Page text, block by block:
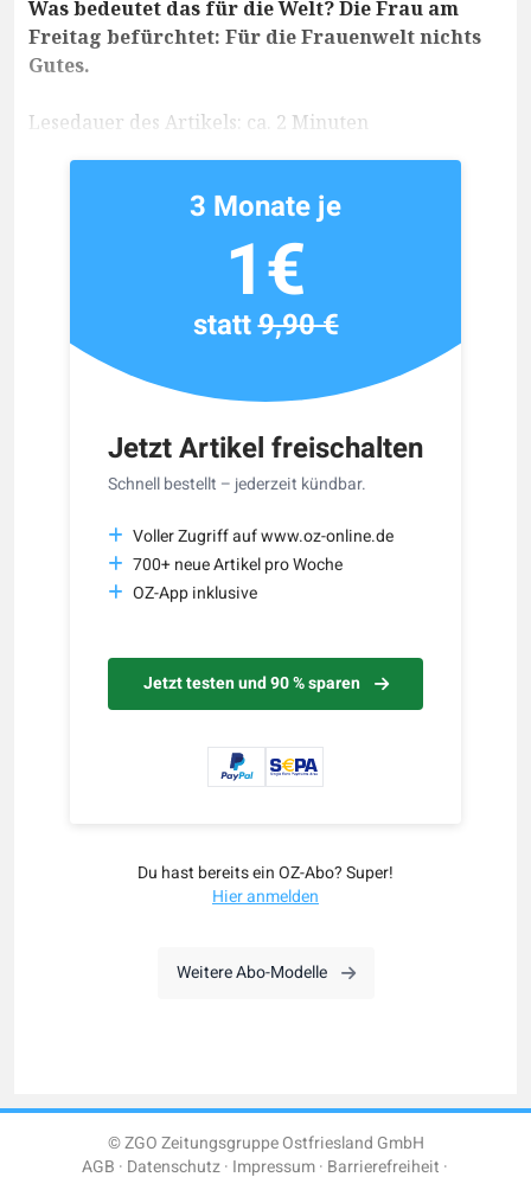
Was bedeutet das für die Welt? Die Frau am
Freitag befürchtet: Für die Frauenwelt nichts
Gutes.
Lesedauer des Artikels: ca. 2 Minuten
Jetzt Artikel freischalten
Schnell bestellt – jederzeit kündbar.
Voller Zugriff auf www.oz-online.de
700+ neue Artikel pro Woche
OZ-App inklusive
Jetzt testen und 90 % sparen
3 Monate je
1€
statt9,90 €
Du hast bereits ein OZ-Abo? Super!
Hier anmelden
Weitere Abo-Modelle
© ZGO Zeitungsgruppe Ostfriesland GmbH
AGB Datenschutz Impressum Barrierefreiheit